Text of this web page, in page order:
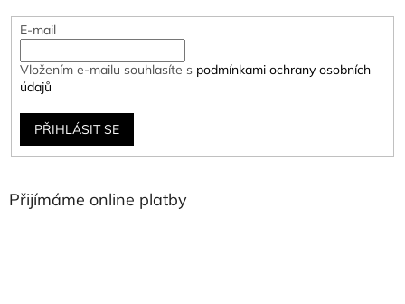
E-mail
Vložením e-mailu souhlasíte s podmínkami ochrany osobních
údajů
PŘIHLÁSIT SE
Přijímáme online platby